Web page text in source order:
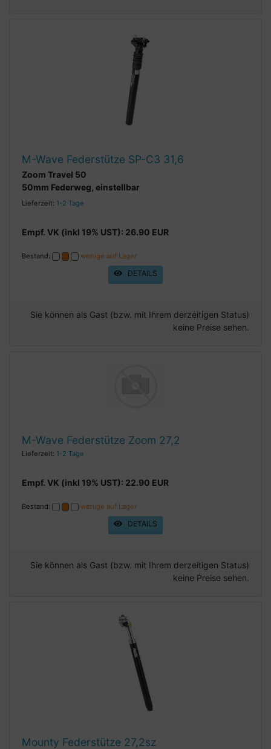
M-Wave Federstütze SP-C3 31,6
Zoom Travel 50
50mm Federweg, einstellbar
Lieferzeit: 1-2 Tage
Empf. VK (inkl 19% UST): 26.90 EUR
Bestand: wenige auf Lager
DETAILS
Sie können als Gast (bzw. mit Ihrem derzeitigen Status)
keine Preise sehen.
M-Wave Federstütze Zoom 27,2
Lieferzeit: 1-2 Tage
Empf. VK (inkl 19% UST): 22.90 EUR
Bestand: wenige auf Lager
DETAILS
Sie können als Gast (bzw. mit Ihrem derzeitigen Status)
keine Preise sehen.
Mounty Federstütze 27,2sz